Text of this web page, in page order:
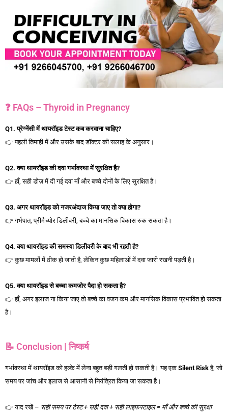
❓ FAQs – Thyroid in Pregnancy
Q1.प्रेग्नेंसीमेंथायरॉइडटेस्टकबकरवानाचाहिए?
👉 पहली तिमाही में और उसके बाद डॉक्टर की सलाह के अनुसार।
Q2.क्याथायरॉइडकीदवागर्भावस्थामेंसुरक्षितहै?
👉 हाँ, सही डोज़ में दी गई दवा माँ और बच्चे दोनों के लिए सुरक्षित है।
Q3. अगरथायरॉइडकोनजरअंदाजकियाजाएतोक्याहोगा?
👉 गर्भपात, प्रीमैच्योर डिलीवरी, बच्चे का मानसिक विकास रुक सकता है।
Q4.क्याथायरॉइडकीसमस्याडिलीवरीकेबादभीरहतीहै?
👉 कुछ मामलों में ठीक हो जाती है, लेकिन कुछ महिलाओं में दवा जारी रखनी पड़ती है।
Q5.क्याथायरॉइडसेबच्चाकमजोरपैदाहोसकताहै?
👉 हाँ, अगर इलाज ना किया जाए तो बच्चे का वजन कम और मानसिक विकास प्रभावित हो सकता
है।
📝 Conclusion | निष्कर्ष
गर्भावस्था में थायरॉइड को हल्के में लेना बहुत बड़ी गलती हो सकती है। यह एक Silent Riskहै, जो
समय पर जांच और इलाज से आसानी से नियंत्रित किया जा सकता है।
👉 याद रखें – सहीसमयपरटेस्ट + सहीदवा + सहीलाइफस्टाइल = माँऔरबच्चेकीसुरक्षा